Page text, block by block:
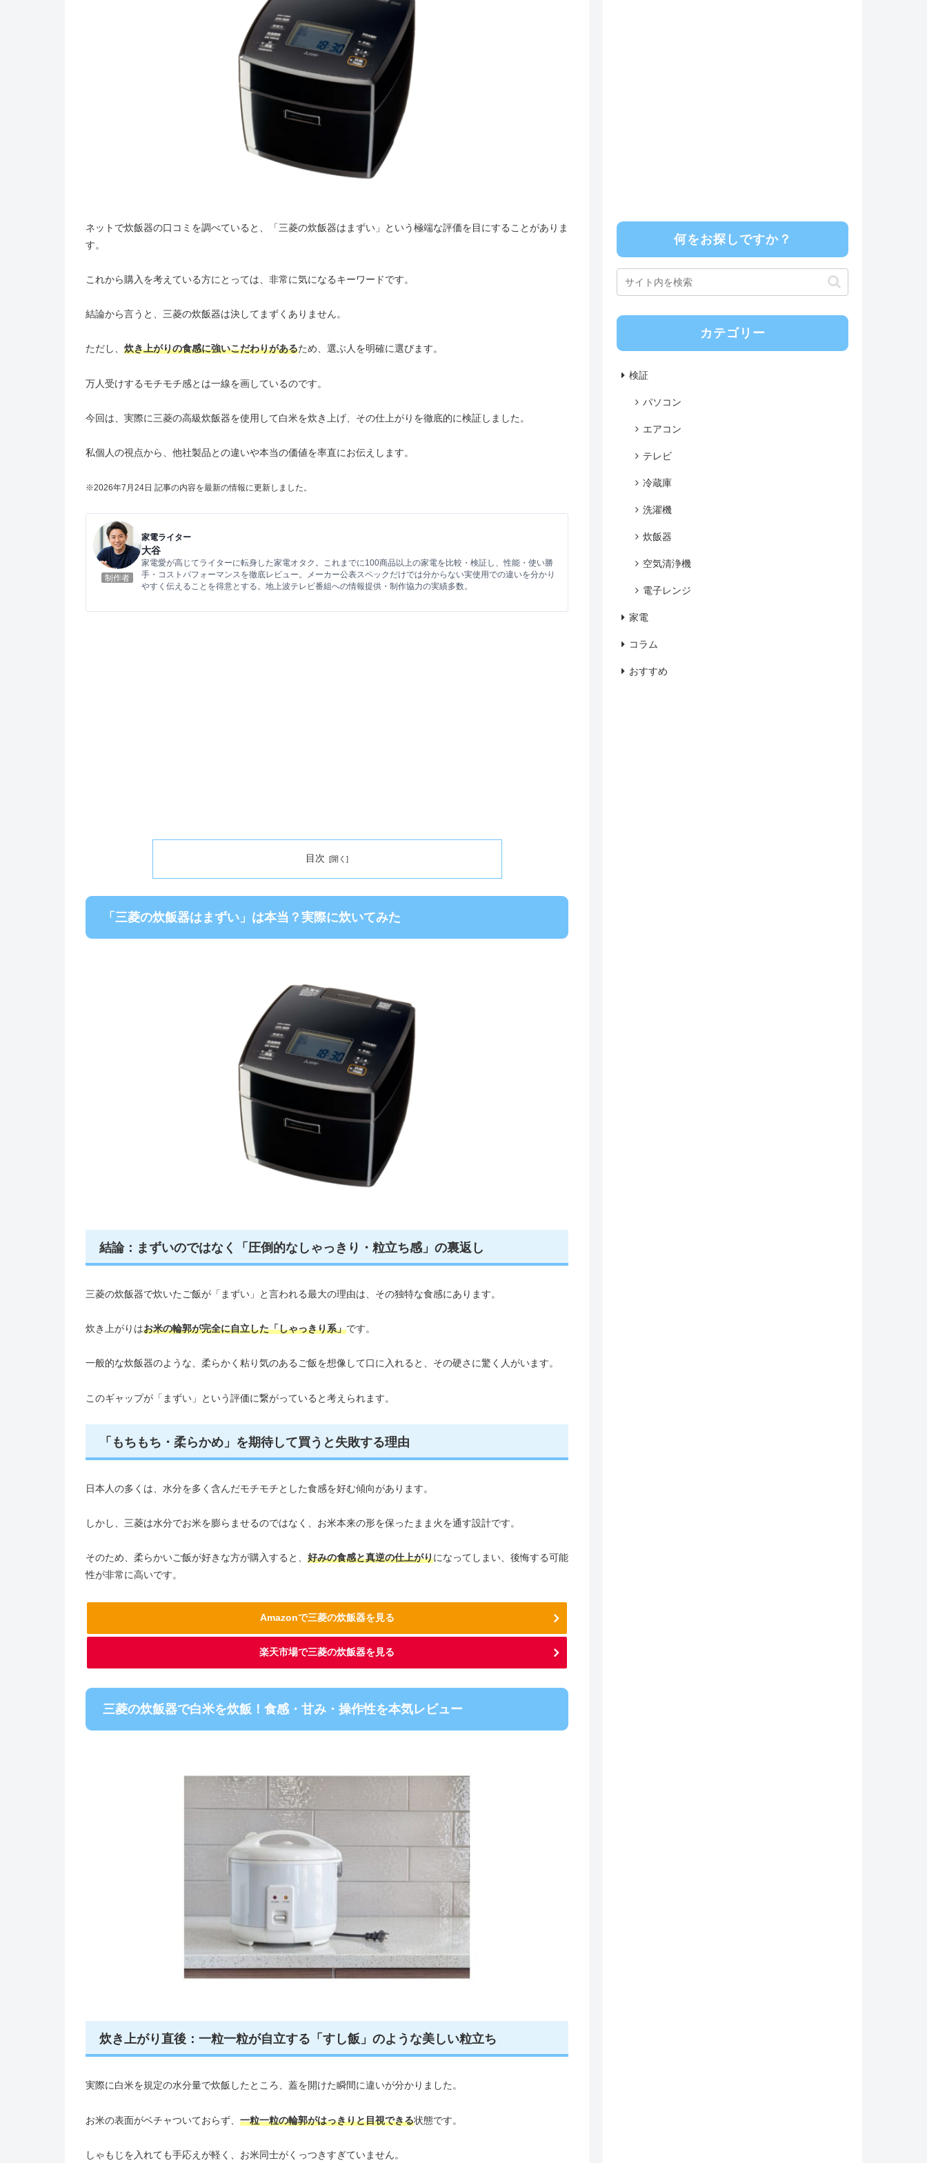
ネットで炊飯器の口コミを調べていると、「三菱の炊飯器はまずい」という極端な評価を目にすることがありま
す。
これから購入を考えている方にとっては、非常に気になるキーワードです。
結論から言うと、三菱の炊飯器は決してまずくありません。
ただし、 炊き上がりの食感に強いこだわりがあるため、選ぶ人を明確に選びます。
万人受けするモチモチ感とは一線を画しているのです。
今回は、実際に三菱の高級炊飯器を使用して白米を炊き上げ、その仕上がりを徹底的に検証しました。
私個人の視点から、他社製品との違いや本当の価値を率直にお伝えします。
※2026年7 月24日 記事の内容を最新の情報に更新しました。
制作者
家電ライター
大谷
家電愛が高じてライターに転身した家電オタク。これまでに100商品以上の家電を比較・検証し、性能・使い勝
手・コストパフォーマンスを徹底レビュー。メーカー公表スペックだけでは分からない実使用での違いを分かり
やすく伝えることを得意とする。地上波テレビ番組への情報提供・制作協力の実績多数。
目次
「三菱の炊飯器はまずい」は本当？実際に炊いてみた
結論：まずいのではなく「圧倒的なしゃっきり・粒立ち感」の裏返し
三菱の炊飯器で炊いたご飯が「まずい」と言われる最大の理由は、その独特な食感にあります。
炊き上がりはお米の輪郭が完全に自立した「しゃっきり系」です。
一般的な炊飯器のような、柔らかく粘り気のあるご飯を想像して口に入れると、その硬さに驚く人がいます。
このギャップが「まずい」という評価に繋がっていると考えられます。
「もちもち・柔らかめ」を期待して買うと失敗する理由
日本人の多くは、水分を多く含んだモチモチとした食感を好む傾向があります。
しかし、三菱は水分でお米を膨らませるのではなく、お米本来の形を保ったまま火を通す設計です。
そのため、柔らかいご飯が好きな方が購入すると、 好みの食感と真逆の仕上がりになってしまい、後悔する可能
性が非常に高いです。
Amazonで三菱の炊飯器を見る
楽天市場で三菱の炊飯器を見る
三菱の炊飯器で白米を炊飯！食感・甘み・操作性を本気レビュー
炊き上がり直後：一粒一粒が自立する「すし飯」のような美しい粒立ち
実際に白米を規定の水分量で炊飯したところ、蓋を開けた瞬間に違いが分かりました。
お米の表面がベチャついておらず、 一粒一粒の輪郭がはっきりと目視できる状態です。
しゃもじを入れても手応えが軽く、お米同士がくっつきすぎていません。
何をお探しですか？
カテゴリー
検証
パソコン
エアコン
テレビ
冷蔵庫
洗濯機
炊飯器
空気清浄機
電子レンジ
家電
コラム
おすすめ